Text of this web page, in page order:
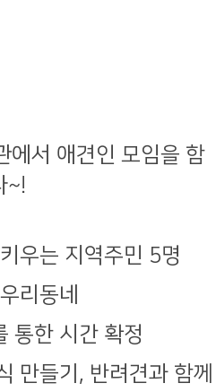
에서 애견인 모임을 함
~!
우는 지역주민 5명
리동네
통한 시간 확정
만들기, 반려견과 함께